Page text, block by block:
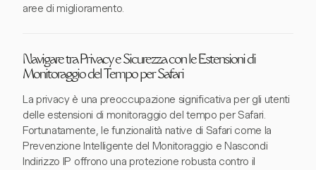
aree di miglioramento.
Navigare tra Privacy e Sicurezza con le Estensioni di
Monitoraggio del Tempo per Safari
La privacy è una preoccupazione significativa per gli utenti
delle estensioni di monitoraggio del tempo per Safari.
Fortunatamente, le funzionalità native di Safari come la
Prevenzione Intelligente del Monitoraggio e Nascondi
Indirizzo IP offrono una protezione robusta contro il